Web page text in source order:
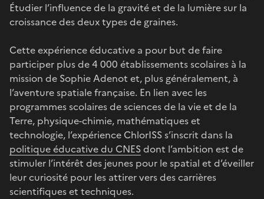
Étudier l’influence de la gravité et de la lumière sur la
croissance des deux types de graines.
Cette expérience éducative a pour but de faire
participer plus de 4 000 établissements scolaires à la
mission de Sophie Adenot et, plus généralement, à
l’aventure spatiale française. En lien avec les
programmes scolaires de sciences de la vie et de la
Terre, physique-chimie, mathématiques et
technologie, l’expérience ChlorISS s’inscrit dans la
politique éducative du CNESdont l’ambition est de
stimuler l’intérêt des jeunes pour le spatial et d’éveiller
leur curiosité pour les attirer vers des carrières
scientifiques et techniques.